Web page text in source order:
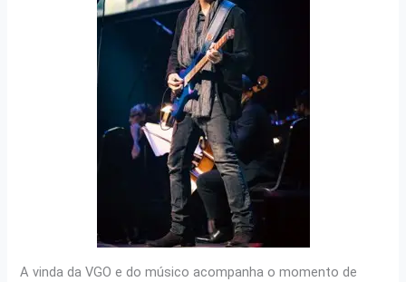
A vinda da VGO e do músico acompanha o momento de